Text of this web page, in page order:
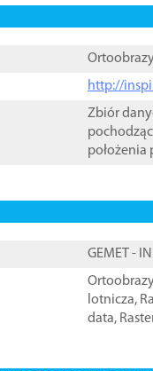
http://
Zbiór
GEMET -
Ortoobrazy
lotnicza,
data,